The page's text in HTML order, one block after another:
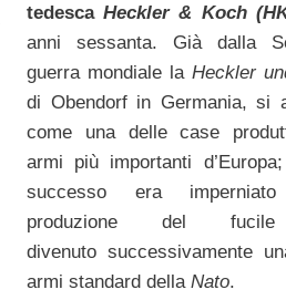
tedescaHeckler & Koch
anni sessanta. Già dalla
guerra mondiale la Heckler
di Obendorf in Germania, si
come una delle case
armi più importanti
successo era
produzione del
divenuto successivamente
armi standard della Nato.